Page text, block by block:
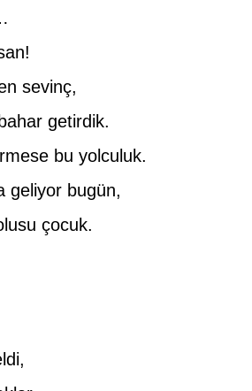
sevinç,
getirdik.
bu yolculuk.
geliyor bugün,
çocuk.